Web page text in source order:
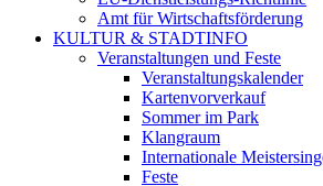
Amt für Wirtschaftsförderung
KULTUR & STADTINFO
Veranstaltungen und Feste
Veranstaltungskalender
Kartenvorverkauf
Sommer im Park
Klangraum
Internationale
Feste